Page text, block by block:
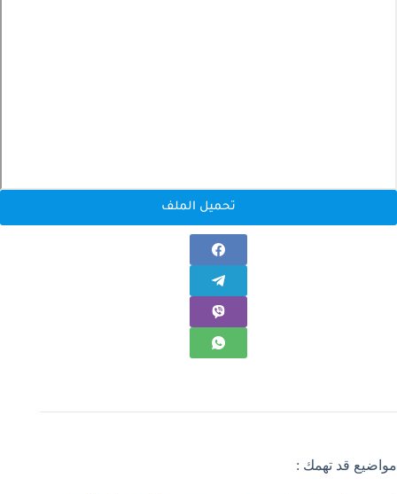
تحميل الملف
مواضيع قد تهمك :